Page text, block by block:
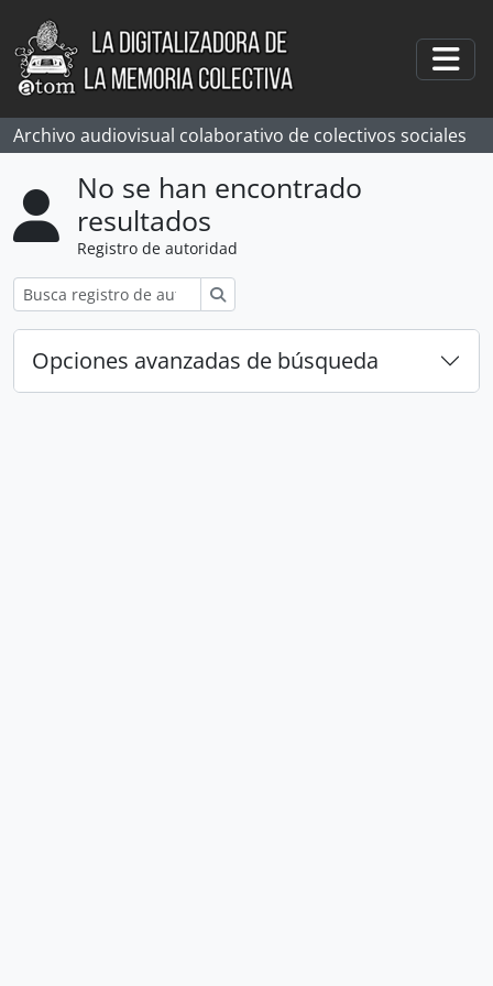
Skip to main content
Archivo audiovisual colaborativo de colectivos sociales
No se han encontrado
resultados
Registro de autoridad
Opciones avanzadas de búsqueda